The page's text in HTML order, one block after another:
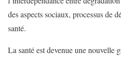
des aspects sociaux, processus de
santé.
La santé est devenue une nouvelle